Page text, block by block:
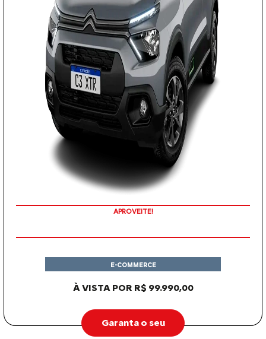
APROVEITE!
À VISTA POR R$ 99.990,00
E-COMMERCE
Garanta o seu